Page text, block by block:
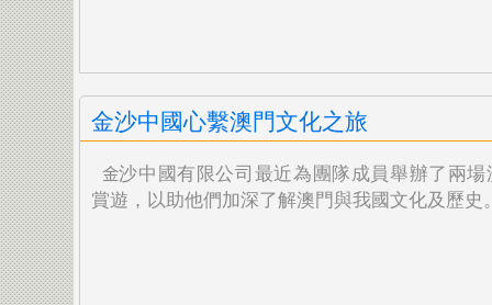
金沙中國心繫澳門文化之旅
金沙中國有限公司最近為團隊成員舉辦了兩場
賞遊，以助他們加深了解澳門與我國文化及歷史